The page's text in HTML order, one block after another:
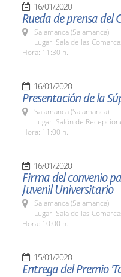
16/01/2020
Rueda de prensa del
Salamanca (Salamanca)
Lugar: Sala de las
Hora: 11:30 h.
16/01/2020
Presentación de la
Salamanca (Salamanca)
Lugar: Salón de
Hora: 11:00 h.
16/01/2020
Firma del convenio
Juvenil Universitario
Salamanca (Salamanca)
Lugar: Sala de las
Hora: 10:00 h.
15/01/2020
Entrega del Premio